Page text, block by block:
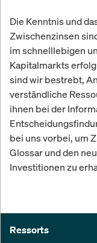
Die Kenntnis und
Zwischenzinsen
im schnelllebigen
Kapitalmarkts
sind wir bestrebt,
verständliche
ihnen bei der
bei uns vorbei, um
Glossar und den
Investitionen zu
Ressorts